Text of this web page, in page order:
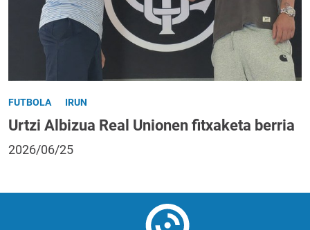
FUTBOLA IRUN
Urtzi Albizua Real Unionen fitxaketa berria
2026/06/25